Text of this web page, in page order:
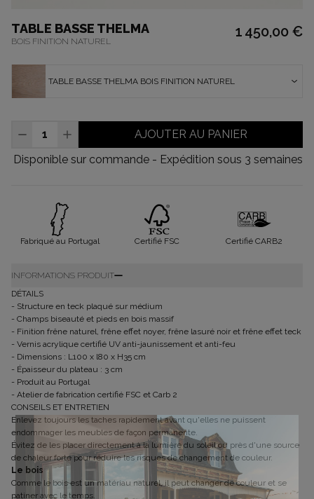
TABLE BASSE THELMA
BOIS FINITION NATUREL
1 450,00 €
TABLE BASSE THELMA BOIS FINITION NATUREL
AJOUTER AU PANIER
Disponible sur commande - Expédition sous 3 semaines
Fabriqué au Portugal Certifié FSC Certifié CARB2
INFORMATIONS PRODUIT
DÉTAILS
- Structure en teck plaqué sur médium
- Champs biseauté et pieds en bois massif
- Finition frêne naturel, frêne effet noyer, frêne lasuré noir et frêne effet teck
- Vernis acrylique certifié UV anti-jaunissement et anti-feu
- Dimensions : L100 x l80 x H35 cm
- Épaisseur du plateau : 3 cm
- Produit au Portugal
- Atelier de fabrication certifié FSC et Carb 2
CONSEILS ET ENTRETIEN
Enlevez toujours les taches rapidement avant qu'elles ne puissent
endommager les meubles de façon permanente.
Évitez de les placer directement à la lumière du soleil ou près d'une source
de chaleur forte pour réduire les risques de changement de couleur.
Le bois
Comme le bois est un matériau naturel, il peut changer de couleur et se
patiner avec le temps.